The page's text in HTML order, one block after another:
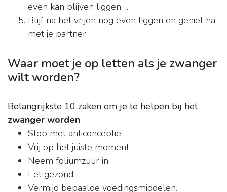
even kan blijven liggen. ...
Blijf na het vrijen nog even liggen en geniet na
met je partner.
Waar moet je op letten als je zwanger
wilt worden?
Belangrijkste 10 zaken om je te helpen bij het
zwanger worden
Stop met anticonceptie.
Vrij op het juiste moment.
Neem foliumzuur in.
Eet gezond.
Vermijd bepaalde voedingsmiddelen.